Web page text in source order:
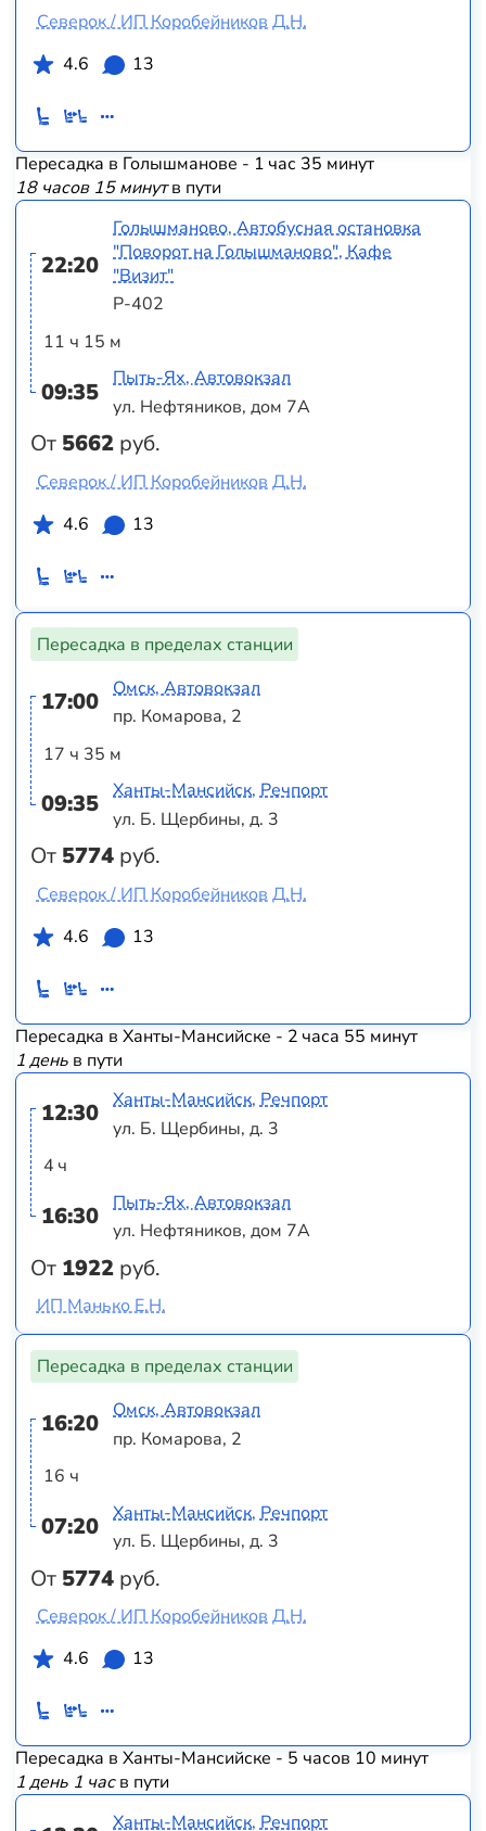
Северок / ИП Коробейников Д.Н.
4.6
13
Пересадка в Голышманове - 1 час 35 минут
18 часов 15 минутв пути
22:20
11 ч 15 м
09:35
От 5662 руб.
Голышманово, Автобусная остановка
"Поворот на Голышманово", Кафе
"Визит"
Р-402
Пыть-Ях, Автовокзал
ул. Нефтяников, дом 7А
Северок / ИП Коробейников Д.Н.
4.6
13
Пересадка в пределах станции
17:00
17 ч 35 м
09:35
От 5774 руб.
Омск, Автовокзал
пр. Комарова, 2
Ханты-Мансийск, Речпорт
ул. Б. Щербины, д. 3
Северок / ИП Коробейников Д.Н.
4.6
13
Пересадка в Ханты-Мансийске - 2 часа 55 минут
1 деньв пути
12:30
4 ч
16:30
От 1922 руб.
Ханты-Мансийск, Речпорт
ул. Б. Щербины, д. 3
Пыть-Ях, Автовокзал
ул. Нефтяников, дом 7А
ИП Манько Е.Н.
Пересадка в пределах станции
16:20
16 ч
07:20
От 5774 руб.
Омск, Автовокзал
пр. Комарова, 2
Ханты-Мансийск, Речпорт
ул. Б. Щербины, д. 3
Северок / ИП Коробейников Д.Н.
4.6
13
Пересадка в Ханты-Мансийске - 5 часов 10 минут
1 день 1 часв пути
Ханты-Мансийск, Речпорт